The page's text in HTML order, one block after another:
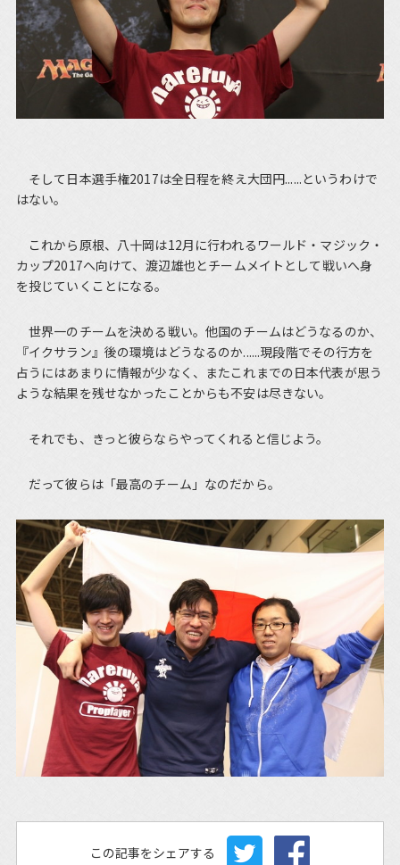
そして日本選手権2017は全日程を終え大団円......というわけで
はない。
これから原根、八十岡は12月に行われるワールド・マジック・
カップ2017へ向けて、渡辺雄也とチームメイトとして戦いへ身
を投じていくことになる。
世界一のチームを決める戦い。他国のチームはどうなるのか、
『イクサラン』後の環境はどうなるのか......現段階でその行方を
占うにはあまりに情報が少なく、またこれまでの日本代表が思う
ような結果を残せなかったことからも不安は尽きない。
それでも、きっと彼らならやってくれると信じよう。
だって彼らは「最高のチーム」なのだから。
この記事をシェアする